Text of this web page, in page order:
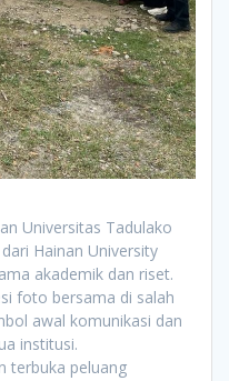
Universitas Tadulako
Hainan University
akademik dan riset.
foto bersama di salah
awal komunikasi dan
institusi.
terbuka peluang